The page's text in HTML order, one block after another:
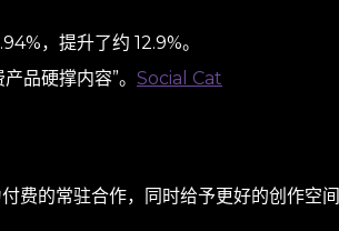
，提升了约 12.9%。
品硬撑内容”。 Social Cat
费的常驻合作，同时给予更好的创作空间